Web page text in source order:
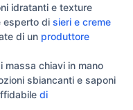
idratanti e texture
esperto di sieri e creme
di un produttore
massa chiavi in mano
sbiancanti e saponi
di